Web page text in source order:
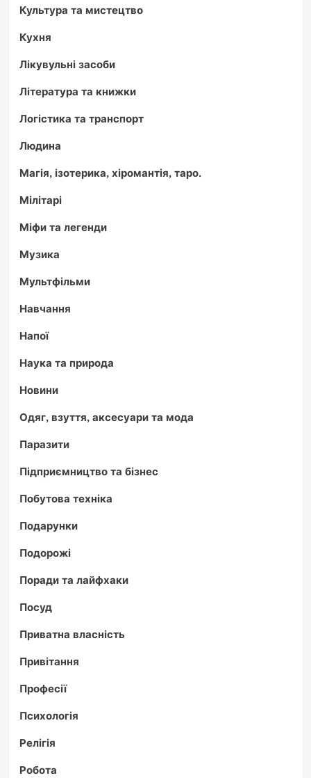
Культура та мистецтво
Кухня
Лікувульні засоби
Література та книжки
Логістика та транспорт
Людина
Магія, ізотерика, хіромантія, таро.
Мілітарі
Міфи та легенди
Музика
Мультфільми
Навчання
Напої
Наука та природа
Новини
Одяг, взуття, аксесуари та мода
Паразити
Підприємництво та бізнес
Побутова техніка
Подарунки
Подорожі
Поради та лайфхаки
Посуд
Приватна власність
Привітання
Професії
Психологія
Релігія
Робота